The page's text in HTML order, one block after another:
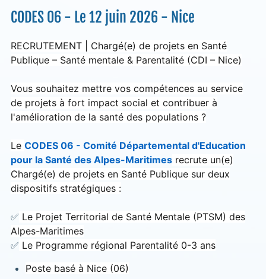
CODES 06 - Le 12 juin 2026 - Nice
RECRUTEMENT | Chargé(e) de projets en Santé
Publique – Santé mentale & Parentalité (CDI – Nice)
Vous souhaitez mettre vos compétences au service
de projets à fort impact social et contribuer à
l'amélioration de la santé des populations ?
Le CODES 06 - Comité Départemental d'Education
pour la Santé des Alpes-Maritimesrecrute un(e)
Chargé(e) de projets en Santé Publique sur deux
dispositifs stratégiques :
✅ Le Projet Territorial de Santé Mentale (PTSM) des
Alpes-Maritimes
✅ Le Programme régional Parentalité 0-3 ans
Poste basé à Nice (06)